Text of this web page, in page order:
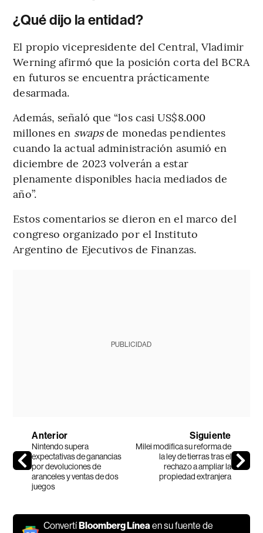
¿Qué dijo la entidad?
El propio vicepresidente del Central, Vladimir
Werning afirmó que la posición corta del BCRA
en futuros se encuentra prácticamente
desarmada.
Además, señaló que “los casi US$8.000
millones en swapsde monedas pendientes
cuando la actual administración asumió en
diciembre de 2023 volverán a estar
plenamente disponibles hacia mediados de
año”.
Estos comentarios se dieron en el marco del
congreso organizado por el Instituto
Argentino de Ejecutivos de Finanzas.
PUBLICIDAD
Anterior
Nintendo supera
expectativas de ganancias
por devoluciones de
aranceles y ventas de dos
juegos
Siguiente
Milei modifica su reforma de
la ley de tierras tras el
rechazo a ampliar la
propiedad extranjera
ConvertíBloomberg Línea en su fuente de